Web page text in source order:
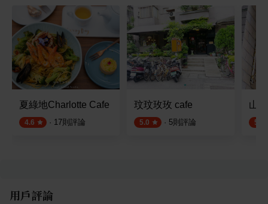
夏綠地Charlotte Cafe
4.6 · 17則評論
玟玟玫玫 cafe
5.0 · 5則評論
山
5.0
用戶評論